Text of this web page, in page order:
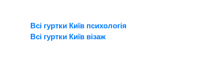
Всі гуртки Київ психологія
Всі гуртки Київ візаж